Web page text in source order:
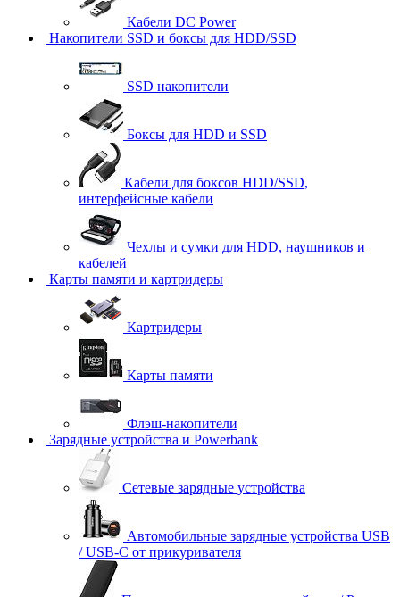
Кабели DC Power
Накопители SSD и боксы для HDD/SSD
SSD накопители
Боксы для HDD и SSD
Кабели для боксов HDD/SSD,
интерфейсные кабели
Чехлы и сумки для HDD, наушников и
кабелей
Карты памяти и картридеры
Картридеры
Карты памяти
Флэш-накопители
Зарядные устройства и Powerbank
Сетевые зарядные устройства
Автомобильные зарядные устройства USB
/ USB-C от прикуривателя